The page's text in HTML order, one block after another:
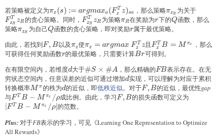
若策略被定义为\pi_z(s):=argmax_a(F_z^Tz)_{sa}
πz (s) := argmaxa (F z
T z)sa ，那么策略\pi_{z_R}
πzR 为关于
F zR
T zR 的贪心策略。同时， F_{z_R}^Tz_R
F zR
T zR 为策略\pi_R
πR在奖励为r
r下的Q
Q函数，那么
策略\pi_{z_R}
πzR 为自己Q
Q函数的贪心策略，即对奖励r
r属于最优策略。
由此，若找到F,B
F , B以及\pi_z
πz使\pi_z=argmax~F_z^Tz
πz = argmax Fz
T z且Fz
T B = M πz
，那么
可获得任何奖励函数r
r的最优策略，只需要计算Br
Br可得到。
在有限空间内，若维度d
d大于\#S\times
\#A
#S × #A，那么精确的FB
FB表示存在。在无
穷状态空间内，任意误差的近似可通过增加d
d实现，可以理解为对应于累积
转换概率M^{\pi}
M π 的秩为d
d的近似，即低秩近似。对于F,B
F ,B的近似，最优性gap
与F^TB-
M^{\pi_z}/\rho
F T B − M πz /ρ成比例。由此，学习F,B
F,B的损失函数可定义为
F T B − M πz /ρ∣ 的范数。
Plus:对于FB表示的学习，可见《Learning One Representation to Optimize
All Rewards》